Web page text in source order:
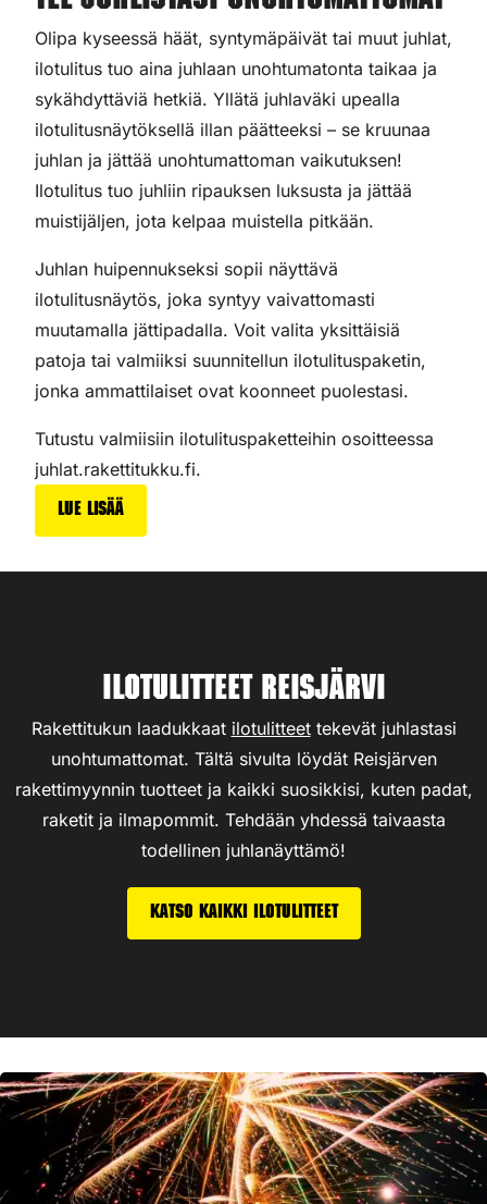
Olipa kyseessä häät, syntymäpäivät tai muut juhlat,
ilotulitus tuo aina juhlaan unohtumatonta taikaa ja
sykähdyttäviä hetkiä. Yllätä juhlaväki upealla
ilotulitusnäytöksellä illan päätteeksi – se kruunaa
juhlan ja jättää unohtumattoman vaikutuksen!
Ilotulitus tuo juhliin ripauksen luksusta ja jättää
muistijäljen, jota kelpaa muistella pitkään.
Juhlan huipennukseksi sopii näyttävä
ilotulitusnäytös, joka syntyy vaivattomasti
muutamalla jättipadalla. Voit valita yksittäisiä
patoja tai valmiiksi suunnitellun ilotulituspaketin,
jonka ammattilaiset ovat koonneet puolestasi.
Tutustu valmiisiin ilotulituspaketteihin osoitteessa
juhlat.rakettitukku.fi.
Lue lisää
Ilotulitteet Reisjärvi
Rakettitukun laadukkaat ilotulitteettekevät juhlastasi
unohtumattomat. Tältä sivulta löydät Reisjärven
rakettimyynnin tuotteet ja kaikki suosikkisi, kuten padat,
raketit ja ilmapommit. Tehdään yhdessä taivaasta
todellinen juhlanäyttämö!
Katso kaikki ilotulitteet